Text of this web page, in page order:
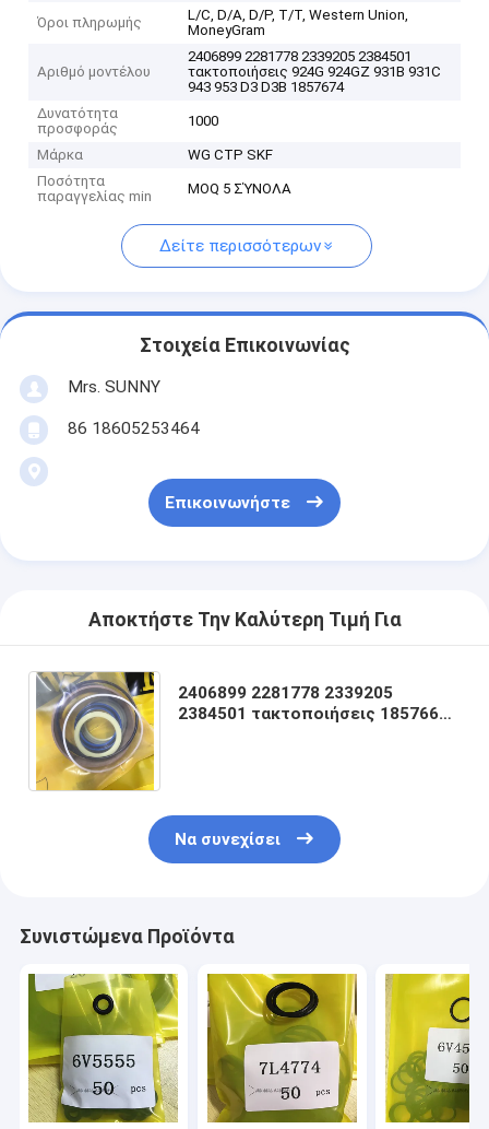
Όροι πληρωμής
L/C, D/A, D/P, T/T, Western Union,
MoneyGram
Αριθμό μοντέλου
2406899 2281778 2339205 2384501
τακτοποιήσεις 924G 924GZ 931B 931C
943 953 D3 D3B 1857674
Δυνατότητα
προσφοράς
1000
Μάρκα
WG CTP SKF
Ποσότητα
παραγγελίας min
MOQ 5 ΣΎΝΟΛΑ
Δείτε περισσότερων
Στοιχεία Επικοινωνίας
Mrs. SUNNY
86 18605253464
Επικοινωνήστε
Αποκτήστε Την Καλύτερη Τιμή Για
2406899 2281778 2339205
2384501 τακτοποιήσεις 1857669
Να συνεχίσει
Συνιστώμενα Προϊόντα